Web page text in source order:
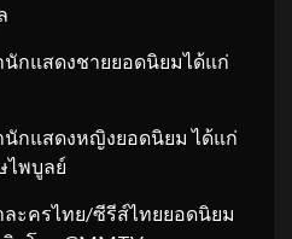
นักแสดงชายยอดนิยมได้แก่
นักแสดงหญิงยอดนิยม ได้แก่
ไพบูลย์
ละครไทย/ซีรีส์ไทยยอดนิยม